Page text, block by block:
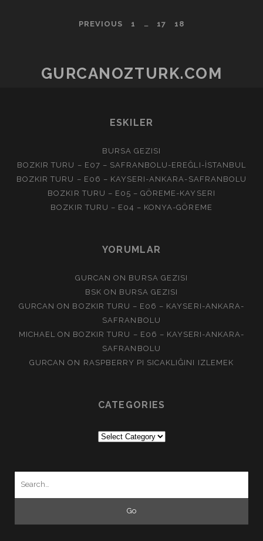
POSTSPREVIOUS 1 … 17 18
GURCANOZTURK.COM
ESKILER
BURSA GEZISI
BOZKIR TURU – E07 – SAFRANBOLU-EREĞLI-İSTANBUL
BOZKIR TURU – E06 – KAYSERI-ANKARA-SAFRANBOLU
BOZKIR TURU – E05 – GÖREME-KAYSERI
BOZKIR TURU – E04 – KONYA-GÖREME
YORUMLAR
GURCAN ON BURSA GEZISI
BSK ON BURSA GEZISI
GURCAN ON BOZKIR TURU – E06 – KAYSERI-ANKARA-
SAFRANBOLU
MICHAEL
ON BOZKIR TURU – E06 – KAYSERI-ANKARA-
SAFRANBOLU
GURCAN ON RASPBERRY PI SICAKLIĞINI IZLEMEK
CATEGORIES